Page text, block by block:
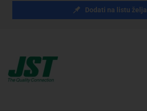
Dodati na listu želja